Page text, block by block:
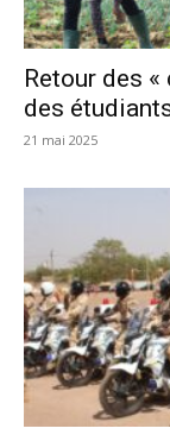
Retour des «
des
21 mai 2025